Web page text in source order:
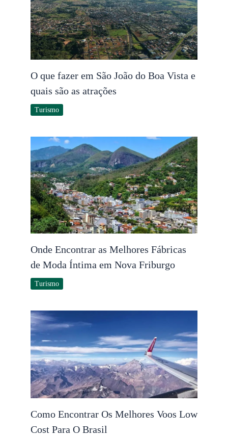
O que fazer em São João do Boa Vista e
quais são as atrações
Turismo
Onde Encontrar as Melhores Fábricas
de Moda Íntima em Nova Friburgo
Turismo
Como Encontrar Os Melhores Voos Low
Cost Para O Brasil